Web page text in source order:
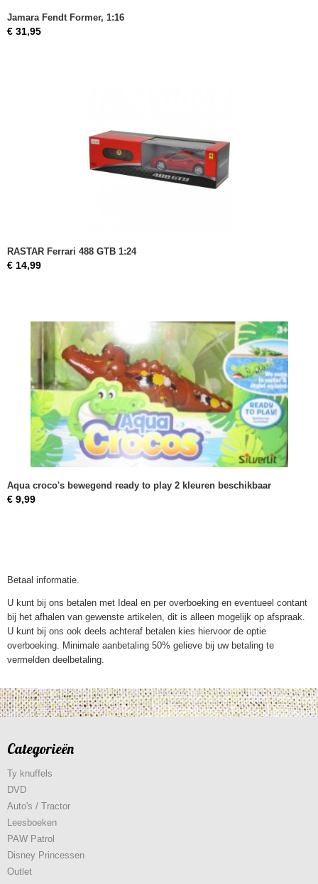
Jamara Fendt Former, 1:16
€ 31,95
RASTAR Ferrari 488 GTB 1:24
€ 14,99
Aqua croco's bewegend ready to play 2 kleuren beschikbaar
€ 9,99
Betaal informatie.
U kunt bij ons betalen met Ideal en per overboeking en eventueel contant
bij het afhalen van gewenste artikelen, dit is alleen mogelijk op afspraak.
U kunt bij ons ook deels achteraf betalen kies hiervoor de optie
overboeking. Minimale aanbetaling 50% gelieve bij uw betaling te
vermelden deelbetaling.
Categorieën
Ty knuffels
DVD
Auto's / Tractor
Leesboeken
PAW Patrol
Disney Princessen
Outlet